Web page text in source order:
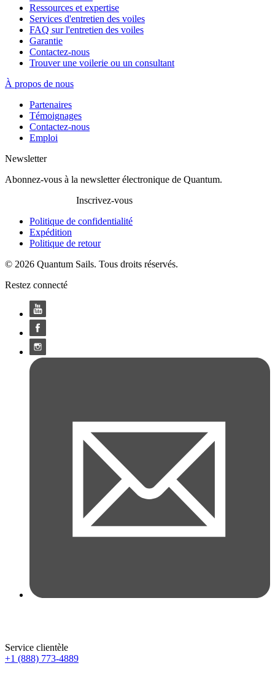
Ressources et expertise
Services d'entretien des voiles
FAQ sur l'entretien des voiles
Garantie
Contactez-nous
Trouver une voilerie ou un consultant
À propos de nous
Partenaires
Témoignages
Contactez-nous
Emploi
Newsletter
Abonnez-vous à la newsletter électronique de Quantum.
Inscrivez-vous
Politique de confidentialité
Expédition
Politique de retour
© 2026 Quantum Sails. Tous droits réservés.
Restez connecté
Service clientèle
+1 (888) 773-4889